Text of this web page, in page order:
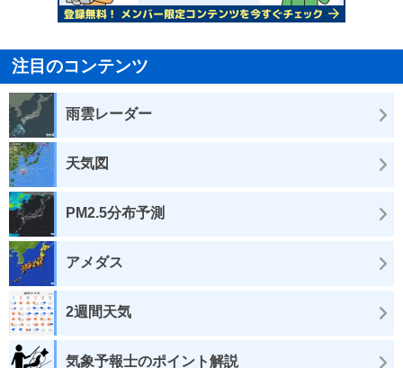
注目のコンテンツ
雨雲レーダー
天気図
PM2.5分布予測
アメダス
2週間天気
気象予報士のポイント解説